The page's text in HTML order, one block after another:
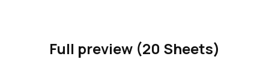
Full preview (20 Sheets)